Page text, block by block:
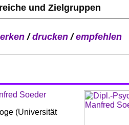
und Zielgruppen
/drucken/empfehlen
Soeder
(Universität